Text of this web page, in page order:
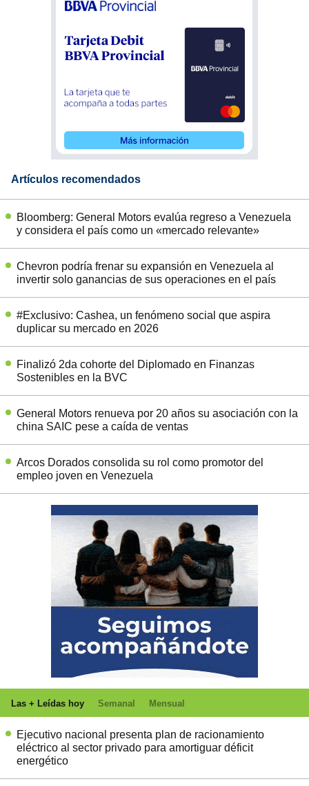
Artículos recomendados
Bloomberg: General Motors evalúa regreso a Venezuela
y considera el país como un «mercado relevante»
Chevron podría frenar su expansión en Venezuela al
invertir solo ganancias de sus operaciones en el país
#Exclusivo: Cashea, un fenómeno social que aspira
duplicar su mercado en 2026
Finalizó 2da cohorte del Diplomado en Finanzas
Sostenibles en la BVC
General Motors renueva por 20 años su asociación con la
china SAIC pese a caída de ventas
Arcos Dorados consolida su rol como promotor del
empleo joven en Venezuela
Las + Leídas hoy Semanal Mensual
Ejecutivo nacional presenta plan de racionamiento
eléctrico al sector privado para amortiguar déficit
energético